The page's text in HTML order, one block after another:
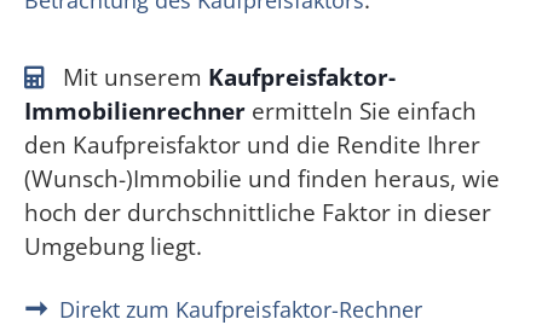
Mit unserem Kaufpreisfaktor-
Immobilienrechner ermitteln Sie einfach
den Kaufpreisfaktor und die Rendite Ihrer
(Wunsch-)Immobilie und finden heraus, wie
hoch der durchschnittliche Faktor in dieser
Umgebung liegt.
Direkt zum Kaufpreisfaktor-Rechner